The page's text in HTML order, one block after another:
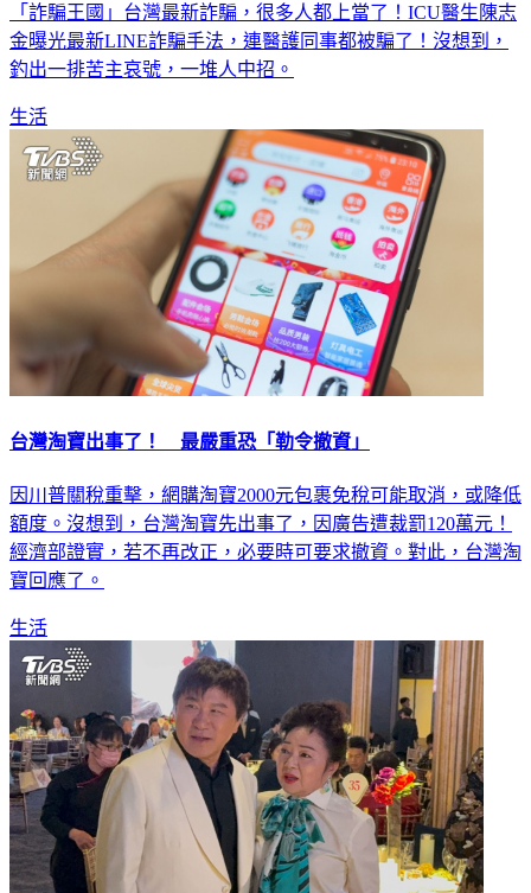
「詐騙王國」台灣最新詐騙，很多人都上當了！ICU醫生陳志
金曝光最新LINE詐騙手法，連醫護同事都被騙了！沒想到，
釣出一排苦主哀號，一堆人中招。
生活
台灣淘寶出事了！ 最嚴重恐「勒令撤資」
因川普關稅重擊，網購淘寶2000元包裹免稅可能取消，或降低
額度。沒想到，台灣淘寶先出事了，因廣告遭裁罰120萬元！
經濟部證實，若不再改正，必要時可要求撤資。對此，台灣淘
寶回應了。
生活